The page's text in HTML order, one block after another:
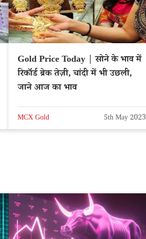
Gold Price Today | सोने के भाव में
रिकॉर्ड ब्रेक तेज़ी, चांदी में भी उछली,
जाने आज का भाव
MCX Gold 5th May 2023